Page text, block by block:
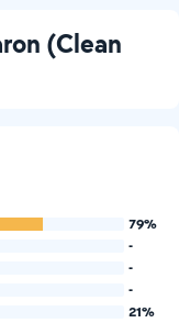
(Clean
79%
-
-
-
21%